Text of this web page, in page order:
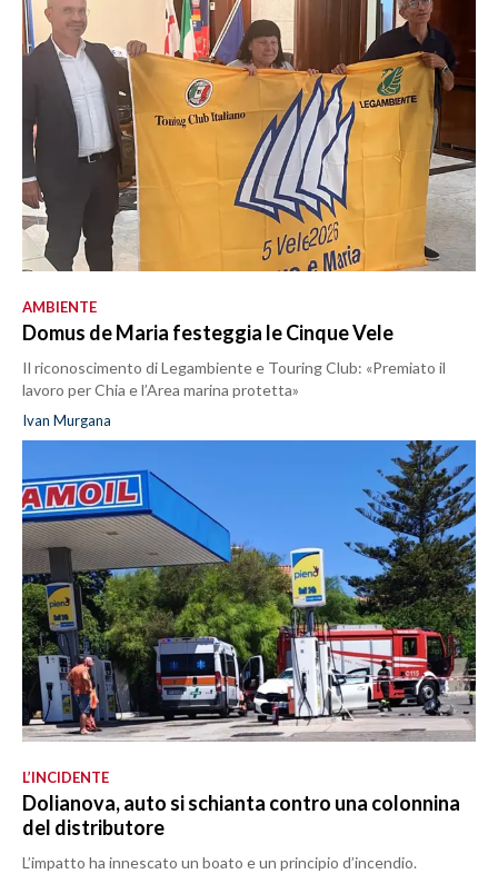
AMBIENTE
Domus de Maria festeggia le Cinque Vele
Il riconoscimento di Legambiente e Touring Club: «Premiato il
lavoro per Chia e l’Area marina protetta»
Ivan Murgana
L’INCIDENTE
Dolianova, auto si schianta contro una colonnina
del distributore
L’impatto ha innescato un boato e un principio d’incendio.